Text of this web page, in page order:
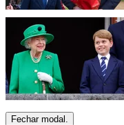
Fechar modal.